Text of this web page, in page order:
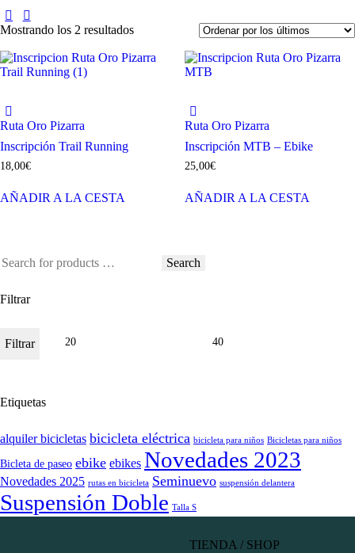
Mostrando los 2 resultados
Ruta Oro Pizarra
Inscripción Trail Running
18,00€
AÑADIR A LA CESTA
Ruta Oro Pizarra
Inscripción MTB – Ebike
25,00€
AÑADIR A LA CESTA
Search
Filtrar
Filtrar
Etiquetas
alquiler bicicletas bicicleta eléctrica bicicleta para niños Bicicletas para niños
Bicleta de paseo ebike ebikes Novedades 2023
Novedades 2025 rutas en bicicleta Seminuevo suspensión delantera
Suspensión Doble Talla S
TIENDA / SHOP